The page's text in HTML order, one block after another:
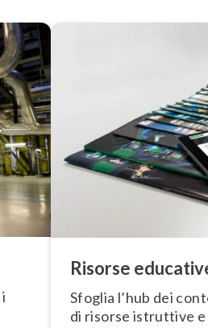
Risorse
Sfoglia l’hub dei
di risorse istruttive